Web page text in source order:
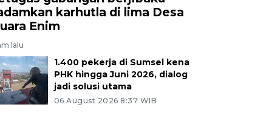
karhutla di lima Desa
Enim
lalu
1.400 pekerja di Sumsel kena
PHK hingga Juni 2026, dialog
jadi solusi utama
06 August 2026 8:37 WIB